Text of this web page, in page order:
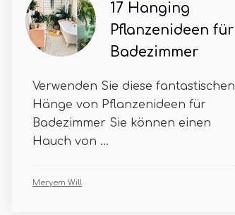
17 Hanging
Pflanzenideen für
Badezimmer
Verwenden Sie diese fantastischen
Hänge von Pflanzenideen für
Badezimmer Sie können einen
Hauch von ...
Meryem Will